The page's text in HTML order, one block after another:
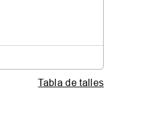
Tabla de talles